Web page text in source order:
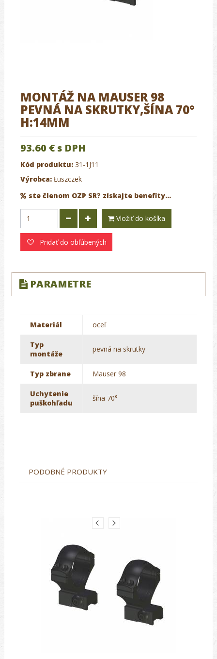
MONTÁŽ NA MAUSER 98
PEVNÁ NA SKRUTKY,ŠÍNA 70°
H:14MM
93.60 € s DPH
Kód produktu: 31-1J11
Výrobca: Łuszczek
ste členom OZP SR? získajte benefity...
Vložiť do košíka
Pridať do obľúbených
PARAMETRE
Materiál oceľ
Typ
montáže
pevná na skrutky
Typ zbrane Mauser 98
Uchytenie
puškohľadu
šína 70°
PODOBNÉ PRODUKTY